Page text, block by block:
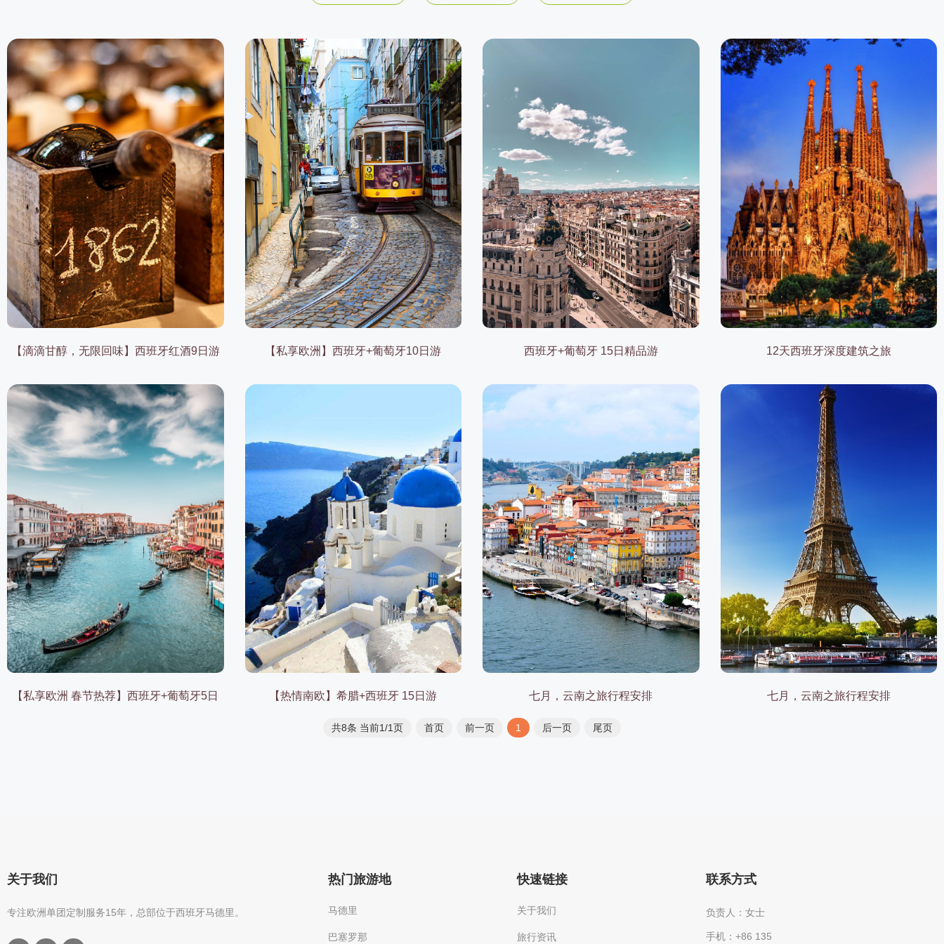
【滴滴甘醇，无限回味】西班牙红酒9日游 【私享欧洲】西班牙+葡萄牙10日游 西班牙+葡萄牙 15日精品游 12天西班牙深度建筑之旅
【私享欧洲 春节热荐】西班牙+葡萄牙5日 【热情南欧】希腊+西班牙 15日游 七月，云南之旅行程安排 七月，云南之旅行程安排
共8条 当前1/1页 首页 前一页 1 后一页 尾页
关于我们
专注欧洲单团定制服务15年，总部位于西班牙马德里。
热门旅游地
马德里
巴塞罗那
快速链接
关于我们
旅行资讯
联系方式
负责人：女士
手机：+86 135